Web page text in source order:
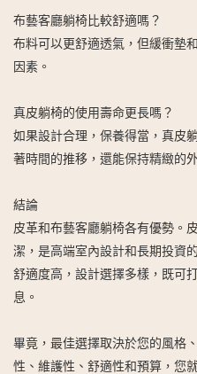
布藝客廳躺椅比較舒適嗎？
布料可以更舒適透氣，但緩衝墊
因素。
真皮躺椅的使用壽命更長嗎？
如果設計合理，保養得當，真皮
著時間的推移，還能保持精緻的
結論
皮革和布藝客廳躺椅各有優勢。
潔，是高端室內設計和長期投資
舒適度高，設計選擇多樣，既可
息。
畢竟，最佳選擇取決於您的風格
性、維護性、舒適性和預算，您